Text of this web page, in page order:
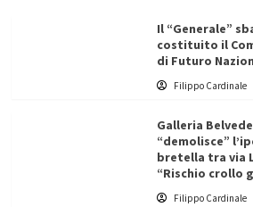
Il “Generale”
costituito il
di Futuro
Filippo Cardinale
Galleria
“demolisce”
bretella tra via
“Rischio crollo
Filippo Cardinale